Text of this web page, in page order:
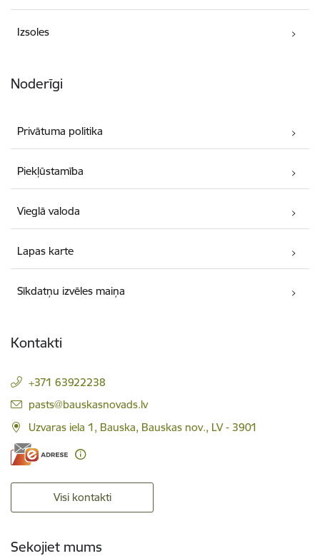
Izsoles
Noderīgi
Privātuma politika
Piekļūstamība
Vieglā valoda
Lapas karte
Sīkdatņu izvēles maiņa
Kontakti
+371 63922238
E-pasts:
pasts@bauskasnovads.lv
Uzvaras iela 1, Bauska, Bauskas nov., LV - 3901
Visi kontakti
Sekojiet mums